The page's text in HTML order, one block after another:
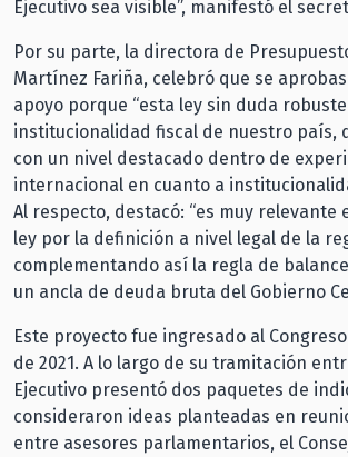
Ejecutivo sea visible”, manifestó el
Por su parte, la directora de
Martínez Fariña, celebró que se
apoyo porque “esta ley sin duda
institucionalidad fiscal de nuestro país,
con un nivel destacado dentro de
internacional en cuanto a
Al respecto, destacó: “es muy relevante
ley por la definición a nivel legal de la
complementando así la regla de
un ancla de deuda bruta del Gobierno
Este proyecto fue ingresado al
de 2021. A lo largo de su tramitación
Ejecutivo presentó dos paquetes de
consideraron ideas planteadas en
entre asesores parlamentarios, el